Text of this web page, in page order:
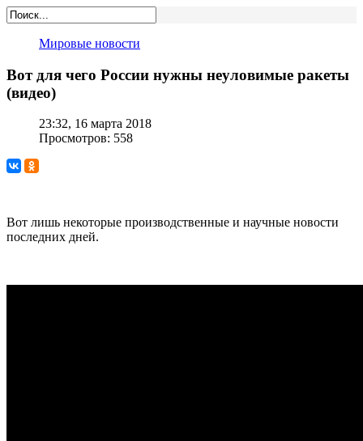
Мировые новости
Вот для чего России нужны неуловимые ракеты
(видео)
23:32, 16 марта 2018
Просмотров: 558
Вот лишь некоторые производственные и научные новости
последних дней.